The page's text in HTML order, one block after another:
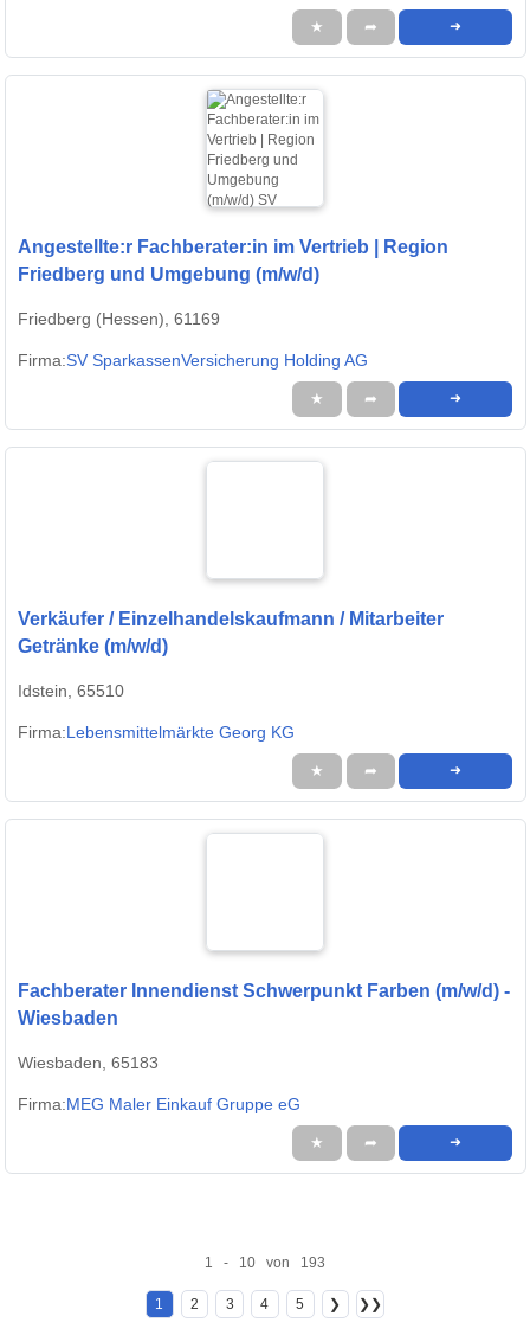
★ ➦ ➜
Angestellte:r Fachberater:in im Vertrieb | Region
Friedberg und Umgebung (m/w/d)
Friedberg (Hessen), 61169
Firma:SV SparkassenVersicherung Holding AG
★ ➦ ➜
Verkäufer / Einzelhandelskaufmann / Mitarbeiter
Getränke (m/w/d)
Idstein, 65510
Firma:Lebensmittelmärkte Georg KG
★ ➦ ➜
Fachberater Innendienst Schwerpunkt Farben (m/w/d) -
Wiesbaden
Wiesbaden, 65183
Firma:MEG Maler Einkauf Gruppe eG
★ ➦ ➜
1 - 10 von 193
1 2 3 4 5 ❯ ❯❯